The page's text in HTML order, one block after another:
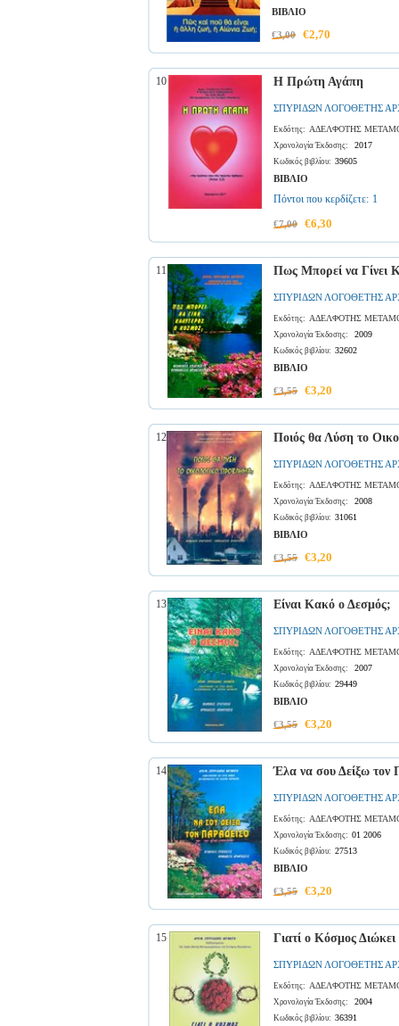
ΒΙΒΛΙΟ
€3,00 €2,70
10 Η Πρώτη Αγάπη
ΣΠΥΡΙΔΩΝ ΛΟΓΟΘΕΤΗΣ
Εκδότης: ΑΔΕΛΦΟΤΗΣ
Χρονολογία Έκδοσης: 2017
Κωδικός βιβλίου: 39605
ΒΙΒΛΙΟ
Πόντοι που κερδίζετε: 1
€7,00 €6,30
11 Πως Μπορεί να Γίνει
ΣΠΥΡΙΔΩΝ ΛΟΓΟΘΕΤΗΣ
Εκδότης: ΑΔΕΛΦΟΤΗΣ
Χρονολογία Έκδοσης: 2009
Κωδικός βιβλίου: 32602
ΒΙΒΛΙΟ
€3,55 €3,20
12 Ποιός θα Λύση το
ΣΠΥΡΙΔΩΝ ΛΟΓΟΘΕΤΗΣ
Εκδότης: ΑΔΕΛΦΟΤΗΣ
Χρονολογία Έκδοσης: 2008
Κωδικός βιβλίου: 31061
ΒΙΒΛΙΟ
€3,55 €3,20
13 Είναι Κακό ο Δεσμός;
ΣΠΥΡΙΔΩΝ ΛΟΓΟΘΕΤΗΣ
Εκδότης: ΑΔΕΛΦΟΤΗΣ
Χρονολογία Έκδοσης: 2007
Κωδικός βιβλίου: 29449
ΒΙΒΛΙΟ
€3,55 €3,20
14 Έλα να σου Δείξω τον
ΣΠΥΡΙΔΩΝ ΛΟΓΟΘΕΤΗΣ
Εκδότης: ΑΔΕΛΦΟΤΗΣ
Χρονολογία Έκδοσης: 01 2006
Κωδικός βιβλίου: 27513
ΒΙΒΛΙΟ
€3,55 €3,20
15 Γιατί ο Κόσμος Διώκει
ΣΠΥΡΙΔΩΝ ΛΟΓΟΘΕΤΗΣ
Εκδότης: ΑΔΕΛΦΟΤΗΣ
Χρονολογία Έκδοσης: 2004
Κωδικός βιβλίου: 36391